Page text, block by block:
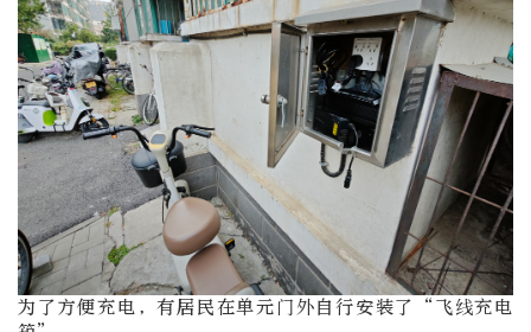
为了方便充电，有居民在单元门外自行安装了“飞线充电